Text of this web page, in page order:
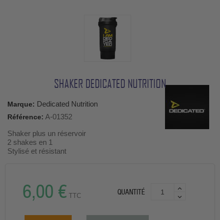
SHAKER DEDICATED NUTRITION
Marque: Dedicated Nutrition
Référence: A-01352
Shaker plus un réservoir
2 shakes en 1
Stylisé et résistant
6,00 € TTC QUANTITÉ